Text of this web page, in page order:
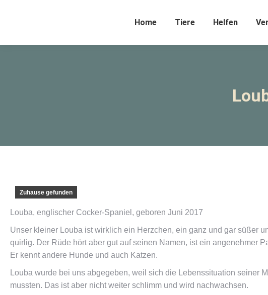
Home Tiere Helfen
Zuhause gefunden
Louba, englischer Cocker-Spaniel, geboren Juni 2017
Unser kleiner Louba ist wirklich ein Herzchen, ein ganz und gar süßer
quirlig. Der Rüde hört aber gut auf seinen Namen, ist ein angenehmer
Er kennt andere Hunde und auch Katzen.
Louba wurde bei uns abgegeben, weil sich die Lebenssituation seiner
mussten. Das ist aber nicht weiter schlimm und wird nachwachsen.